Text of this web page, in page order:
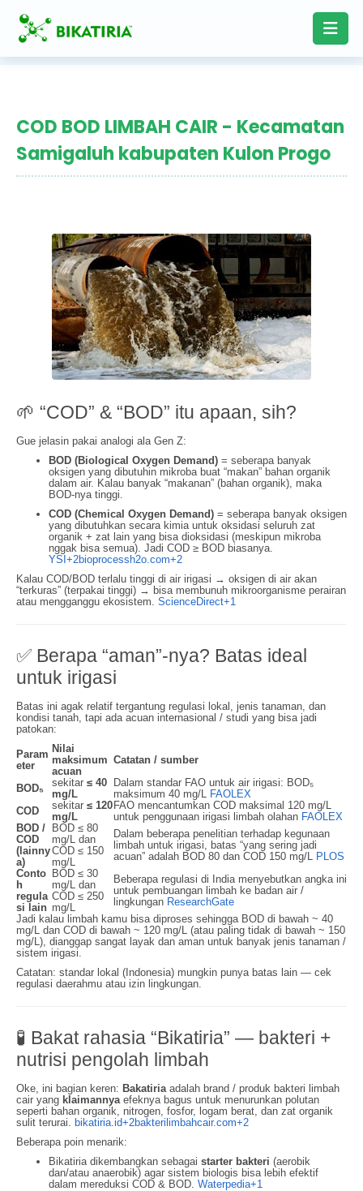
COD BOD LIMBAH CAIR - Kecamatan
Samigaluh kabupaten Kulon Progo
🌱 “COD” & “BOD” itu apaan, sih?
Gue jelasin pakai analogi ala Gen Z:
BOD (Biological Oxygen Demand) = seberapa banyak
oksigen yang dibutuhin mikroba buat “makan” bahan organik
dalam air. Kalau banyak “makanan” (bahan organik), maka
BOD-nya tinggi.
COD (Chemical Oxygen Demand) = seberapa banyak oksigen
yang dibutuhkan secara kimia untuk oksidasi seluruh zat
organik + zat lain yang bisa dioksidasi (meskipun mikroba
nggak bisa semua). Jadi COD ≥ BOD biasanya.
YSI +2bioprocessh2o.com+2
Kalau COD/BOD terlalu tinggi di air irigasi → oksigen di air akan
“terkuras” (terpakai tinggi) → bisa membunuh mikroorganisme perairan
atau mengganggu ekosistem. ScienceDirect+1
✅ Berapa “aman”-nya? Batas ideal
untuk irigasi
Batas ini agak relatif tergantung regulasi lokal, jenis tanaman, dan
kondisi tanah, tapi ada acuan internasional / studi yang bisa jadi
patokan:
Param
eter
Nilai
maksimum
acuan
Catatan / sumber
BOD₅ sekitar ≤ 40
mg/L
Dalam standar FAO untuk air irigasi: BOD₅
maksimum 40 mg/L FAOLEX
COD
sekitar ≤ 120
mg/L
FAO mencantumkan COD maksimal 120 mg/L
untuk penggunaan irigasi limbah olahan FAOLEX
BOD /
COD
(lainny
a)
BOD ≤ 80
mg/L dan
COD ≤ 150
mg/L
Dalam beberapa penelitian terhadap kegunaan
limbah untuk irigasi, batas “yang sering jadi
acuan” adalah BOD 80 dan COD 150 mg/L PLOS
Conto
h
regula
si lain
BOD ≤ 30
mg/L dan
COD ≤ 250
mg/L
Beberapa regulasi di India menyebutkan angka ini
untuk pembuangan limbah ke badan air /
lingkungan ResearchGate
Jadi kalau limbah kamu bisa diproses sehingga BOD di bawah ~ 40
mg/L dan COD di bawah ~ 120 mg/L (atau paling tidak di bawah ~ 150
mg/L), dianggap sangat layak dan aman untuk banyak jenis tanaman /
sistem irigasi.
Catatan: standar lokal (Indonesia) mungkin punya batas lain — cek
regulasi daerahmu atau izin lingkungan.
🧪 Bakat rahasia “Bikatiria” — bakteri +
nutrisi pengolah limbah
Oke, ini bagian keren: Bakatiriaadalah brand / produk bakteri limbah
cair yang klaimannyaefeknya bagus untuk menurunkan polutan
seperti bahan organik, nitrogen, fosfor, logam berat, dan zat organik
sulit terurai. bikatiria.id+2bakterilimbahcair.com+2
Beberapa poin menarik:
Bikatiria dikembangkan sebagai starter bakteri (aerobik
dan/atau anaerobik) agar sistem biologis bisa lebih efektif
dalam mereduksi COD & BOD. Waterpedia+1